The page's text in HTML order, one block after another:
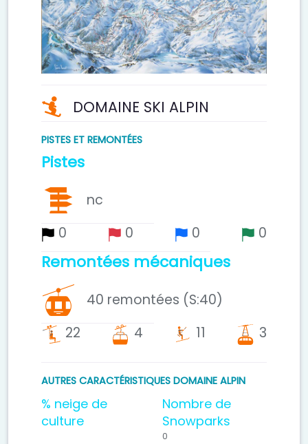
DOMAINE SKI ALPIN
PISTES ET REMONTÉES
Pistes
nc
0
0 0 0
Remontées mécaniques
40 remontées (S:40)
telesiege
22 cabine
4 teleski
11 telephérique
3
AUTRES CARACTÉRISTIQUES DOMAINE ALPIN
% neige de
culture
Nombre de
Snowparks
0